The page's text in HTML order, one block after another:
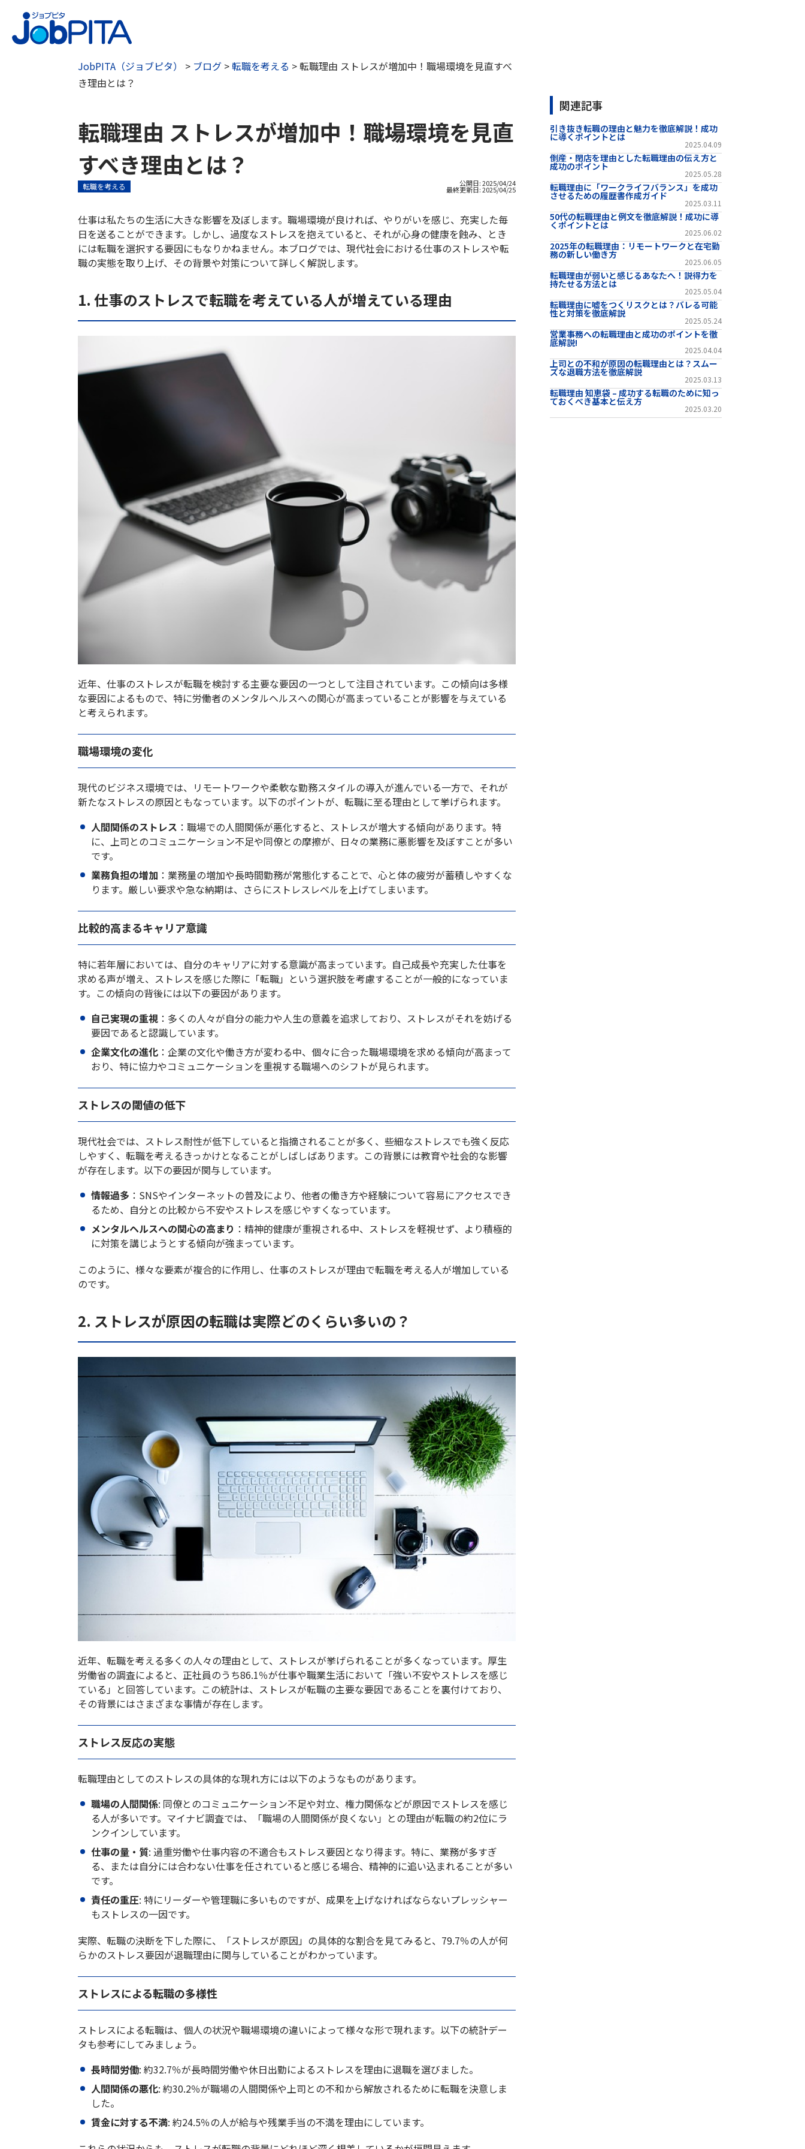
JobPITA（ジョブピタ） > ブログ >転職を考える >転職理由 ストレスが増加中！職場環境を見直すべ
き理由とは？
転職理由 ストレスが増加中！職場環境を見直
すべき理由とは？
転職を考える 公開日: 2025/04/24
最終更新日:2025/04/25
仕事は私たちの生活に大きな影響を及ぼします。職場環境が良ければ、やりがいを感じ、充実した毎
日を送ることができます。しかし、過度なストレスを抱えていると、それが心身の健康を蝕み、とき
には転職を選択する要因にもなりかねません。本ブログでは、現代社会における仕事のストレスや転
職の実態を取り上げ、その背景や対策について詳しく解説します。
1. 仕事のストレスで転職を考えている人が増えている理由
近年、仕事のストレスが転職を検討する主要な要因の一つとして注目されています。この傾向は多様
な要因によるもので、特に労働者のメンタルヘルスへの関心が高まっていることが影響を与えている
と考えられます。
職場環境の変化
現代のビジネス環境では、リモートワークや柔軟な勤務スタイルの導入が進んでいる一方で、それが
新たなストレスの原因ともなっています。以下のポイントが、転職に至る理由として挙げられます。
人間関係のストレス ：職場での人間関係が悪化すると、ストレスが増大する傾向があります。特
に、上司とのコミュニケーション不足や同僚との摩擦が、日々の業務に悪影響を及ぼすことが多い
です。
業務負担の増加 ：業務量の増加や長時間勤務が常態化することで、心と体の疲労が蓄積しやすくな
ります。厳しい要求や急な納期は、さらにストレスレベルを上げてしまいます。
比較的高まるキャリア意識
特に若年層においては、自分のキャリアに対する意識が高まっています。自己成長や充実した仕事を
求める声が増え、ストレスを感じた際に「転職」という選択肢を考慮することが一般的になっていま
す。この傾向の背後には以下の要因があります。
自己実現の重視 ：多くの人々が自分の能力や人生の意義を追求しており、ストレスがそれを妨げる
要因であると認識しています。
企業文化の進化 ：企業の文化や働き方が変わる中、個々に合った職場環境を求める傾向が高まって
おり、特に協力やコミュニケーションを重視する職場へのシフトが見られます。
ストレスの閾値の低下
現代社会では、ストレス耐性が低下していると指摘されることが多く、些細なストレスでも強く反応
しやすく、転職を考えるきっかけとなることがしばしばあります。この背景には教育や社会的な影響
が存在します。以下の要因が関与しています。
情報過多 ：SNSやインターネットの普及により、他者の働き方や経験について容易にアクセスでき
るため、自分との比較から不安やストレスを感じやすくなっています。
メンタルヘルスへの関心の高まり ：精神的健康が重視される中、ストレスを軽視せず、より積極的
に対策を講じようとする傾向が強まっています。
このように、様々な要素が複合的に作用し、仕事のストレスが理由で転職を考える人が増加している
のです。
2. ストレスが原因の転職は実際どのくらい多いの？
近年、転職を考える多くの人々の理由として、ストレスが挙げられることが多くなっています。厚生
労働省の調査によると、正社員のうち86.1％が仕事や職業生活において「強い不安やストレスを感じ
ている」と回答しています。この統計は、ストレスが転職の主要な要因であることを裏付けており、
その背景にはさまざまな事情が存在します。
ストレス反応の実態
転職理由としてのストレスの具体的な現れ方には以下のようなものがあります。
職場の人間関係: 同僚とのコミュニケーション不足や対立、権力関係などが原因でストレスを感じ
る人が多いです。マイナビ調査では、「職場の人間関係が良くない」との理由が転職の約2位にラ
ンクインしています。
仕事の量・質: 過重労働や仕事内容の不適合もストレス要因となり得ます。特に、業務が多すぎ
る、または自分には合わない仕事を任されていると感じる場合、精神的に追い込まれることが多い
です。
責任の重圧: 特にリーダーや管理職に多いものですが、成果を上げなければならないプレッシャー
もストレスの一因です。
実際、転職の決断を下した際に、「ストレスが原因」の具体的な割合を見てみると、79.7％の人が何
らかのストレス要因が退職理由に関与していることがわかっています。
ストレスによる転職の多様性
ストレスによる転職は、個人の状況や職場環境の違いによって様々な形で現れます。以下の統計デー
タも参考にしてみましょう。
長時間労働: 約32.7％が長時間労働や休日出勤によるストレスを理由に退職を選びました。
人間関係の悪化: 約30.2％が職場の人間関係や上司との不和から解放されるために転職を決意しま
した。
賃金に対する不満: 約24.5％の人が給与や残業手当の不満を理由にしています。
関連記事
引き抜き転職の理由と魅力を徹底解説！成功
に導くポイントとは
2025.04.09
倒産・閉店を理由とした転職理由の伝え方と
成功のポイント
2025.05.28
転職理由に「ワークライフバランス」を成功
させるための履歴書作成ガイド
2025.03.11
50代の転職理由と例文を徹底解説！成功に導
くポイントとは
2025.06.02
2025年の転職理由：リモートワークと在宅勤
務の新しい働き方
2025.06.05
転職理由が弱いと感じるあなたへ！説得力を
持たせる方法とは
2025.05.04
転職理由に嘘をつくリスクとは？バレる可能
性と対策を徹底解説
2025.05.24
営業事務への転職理由と成功のポイントを徹
底解説!
2025.04.04
上司との不和が原因の転職理由とは？スムー
ズな退職方法を徹底解説
2025.03.13
転職理由 知恵袋 – 成功する転職のために知っ
ておくべき基本と伝え方
2025.03.20